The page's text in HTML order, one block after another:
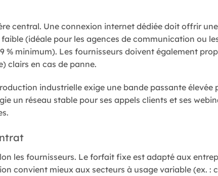
central. Une connexion internet dédiée doit offrir
(idéale pour les agences de communication ou
% minimum). Les fournisseurs doivent également
clairs en cas de panne.
industrielle exige une bande passante
un réseau stable pour ses appels clients et ses
les fournisseurs. Le forfait fixe est adapté aux
convient mieux aux secteurs à usage variable (ex. :